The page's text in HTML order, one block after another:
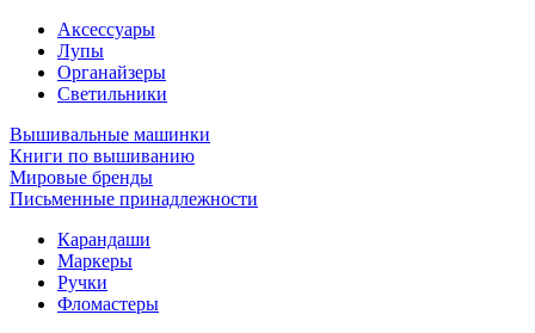
Аксессуары
Лупы
Органайзеры
Светильники
Вышивальные машинки
Книги по вышиванию
Мировые бренды
Письменные принадлежности
Карандаши
Маркеры
Ручки
Фломастеры